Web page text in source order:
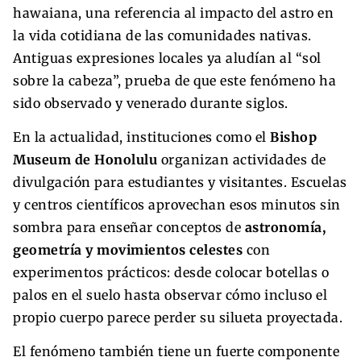
hawaiana, una referencia al impacto del astro en
la vida cotidiana de las comunidades nativas.
Antiguas expresiones locales ya aludían al “sol
sobre la cabeza”, prueba de que este fenómeno ha
sido observado y venerado durante siglos.
En la actualidad, instituciones como el Bishop
Museum de Honolulu organizan actividades de
divulgación para estudiantes y visitantes. Escuelas
y centros científicos aprovechan esos minutos sin
sombra para enseñar conceptos de astronomía,
geometría y movimientos celestes con
experimentos prácticos: desde colocar botellas o
palos en el suelo hasta observar cómo incluso el
propio cuerpo parece perder su silueta proyectada.
El fenómeno también tiene un fuerte componente